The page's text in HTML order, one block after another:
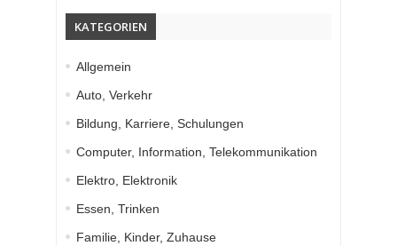
KATEGORIEN
Allgemein
Auto, Verkehr
Bildung, Karriere, Schulungen
Computer, Information, Telekommunikation
Elektro, Elektronik
Essen, Trinken
Familie, Kinder, Zuhause